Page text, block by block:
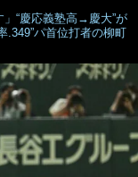
」“慶応義塾高→慶大”が
.349”パ首位打者の柳町